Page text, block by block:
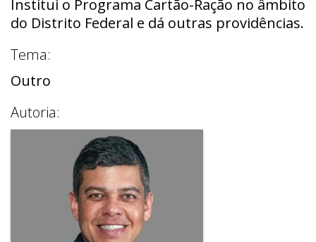
Institui o Programa Cartão-Ração no âmbito
do Distrito Federal e dá outras providências.
Tema:
Outro
Autoria: